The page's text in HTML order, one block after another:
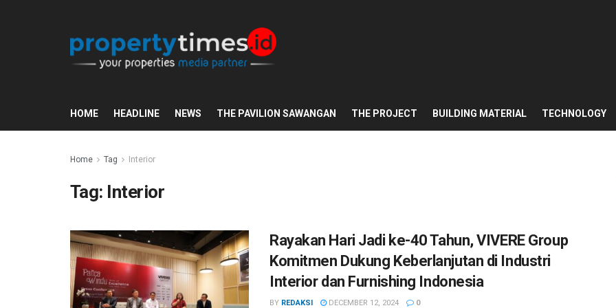
HOME HEADLINE NEWS THE PAVILION SAWANGAN THE PROJECT BUILDING MATERIAL TECHNOLOGY
Home Tag Interior
Tag: Interior
Rayakan Hari Jadi ke-40 Tahun, VIVERE Group
Komitmen Dukung Keberlanjutan di Industri
Interior dan Furnishing Indonesia
BY REDAKSI DECEMBER 12, 2024 0